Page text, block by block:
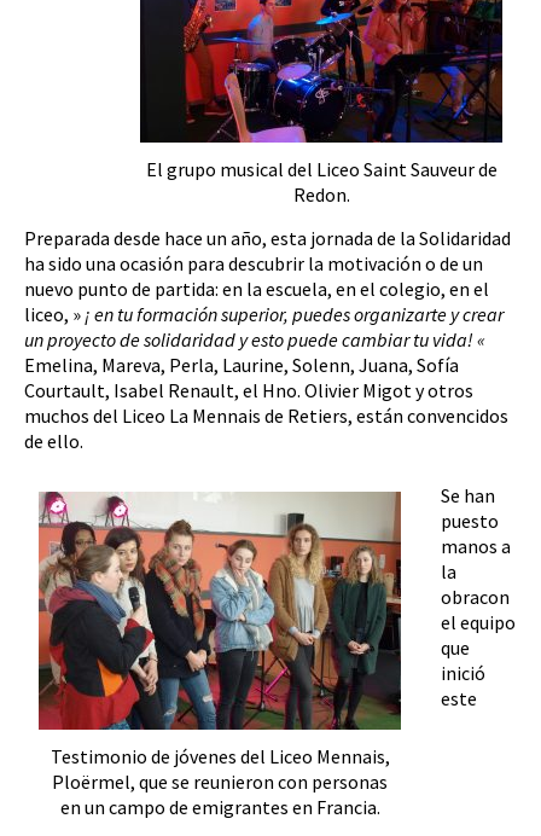
El grupo musical del Liceo Saint Sauveur de
Redon.
Preparada desde hace un año, esta jornada de la Solidaridad
ha sido una ocasión para descubrir la motivación o de un
nuevo punto de partida: en la escuela, en el colegio, en el
liceo, » ¡ en tu formación superior, puedes organizarte y crear
un proyecto de solidaridad y esto puede cambiar tu vida! «
Emelina, Mareva, Perla, Laurine, Solenn, Juana, Sofía
Courtault, Isabel Renault, el Hno. Olivier Migot y otros
muchos del Liceo La Mennais de Retiers, están convencidos
de ello.
Testimonio de jóvenes del Liceo Mennais,
Ploërmel, que se reunieron con personas
en un campo de emigrantes en Francia.
Se han
puesto
manos a
la
obracon
el equipo
que
inició
este